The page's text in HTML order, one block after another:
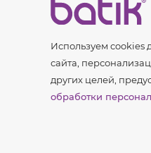
Используем cookies
сайта,
других целей,
обработки